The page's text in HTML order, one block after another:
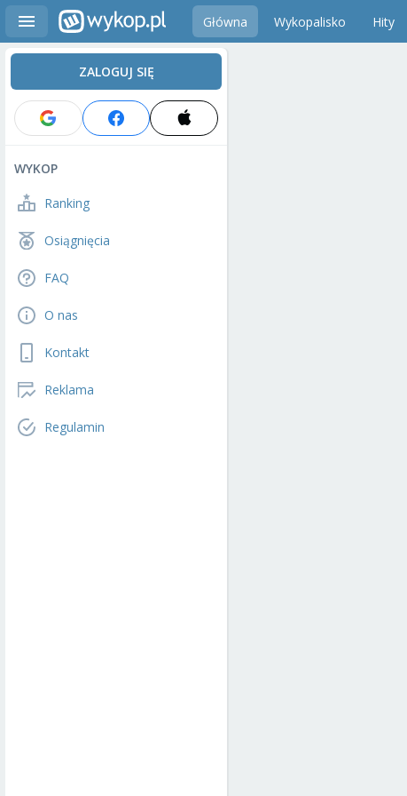
Główna Wykopalisko Hity
ZALOGUJ SIĘ
WYKOP
Ranking
Osiągnięcia
FAQ
O nas
Kontakt
Reklama
Regulamin